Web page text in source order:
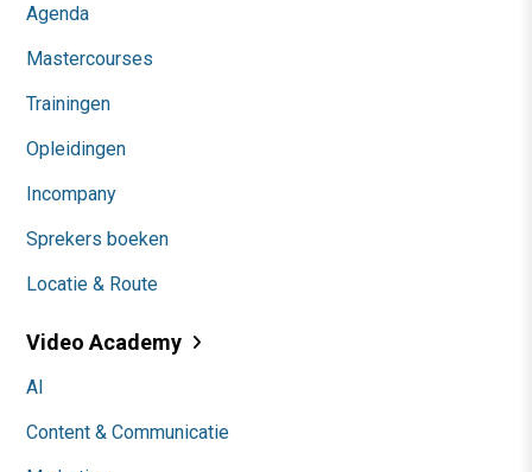
Agenda
Mastercourses
Trainingen
Opleidingen
Incompany
Sprekers boeken
Locatie & Route
Video Academy
AI
Content & Communicatie